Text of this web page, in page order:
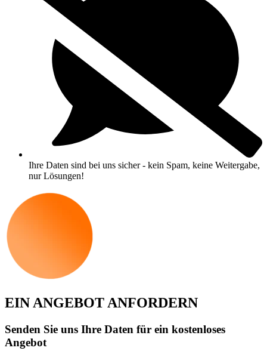
Ihre Daten sind bei uns sicher - kein Spam, keine Weitergabe,
nur Lösungen!
EIN ANGEBOT ANFORDERN
Senden Sie uns Ihre Daten für ein kostenloses
Angebot